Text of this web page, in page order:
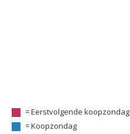
= Eerstvolgende koopzondag
= Koopzondag